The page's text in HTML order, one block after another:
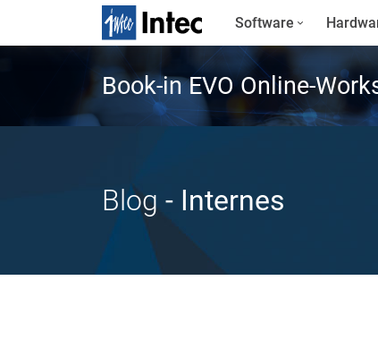
Software
Book-in EVO Online-
Blog - Internes